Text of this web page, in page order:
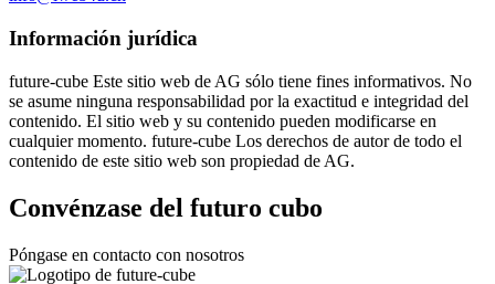
Información jurídica
future-cube Este sitio web de AG sólo tiene fines informativos. No
se asume ninguna responsabilidad por la exactitud e integridad del
contenido. El sitio web y su contenido pueden modificarse en
cualquier momento. future-cube Los derechos de autor de todo el
contenido de este sitio web son propiedad de AG.
Convénzase del futuro cubo
Póngase en contacto con nosotros